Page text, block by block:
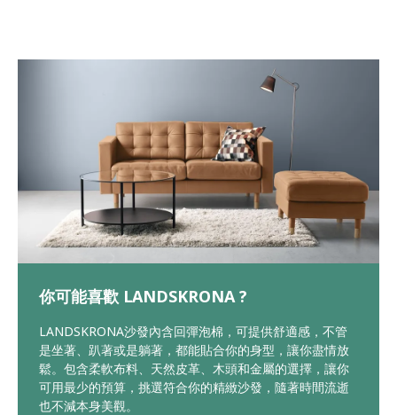
你可能喜歡 LANDSKRONA ?
LANDSKRONA沙發內含回彈泡棉，可提供舒適感，不管
是坐著、趴著或是躺著，都能貼合你的身型，讓你盡情放
鬆。包含柔軟布料、天然皮革、木頭和金屬的選擇，讓你
可用最少的預算，挑選符合你的精緻沙發，隨著時間流逝
也不減本身美觀。